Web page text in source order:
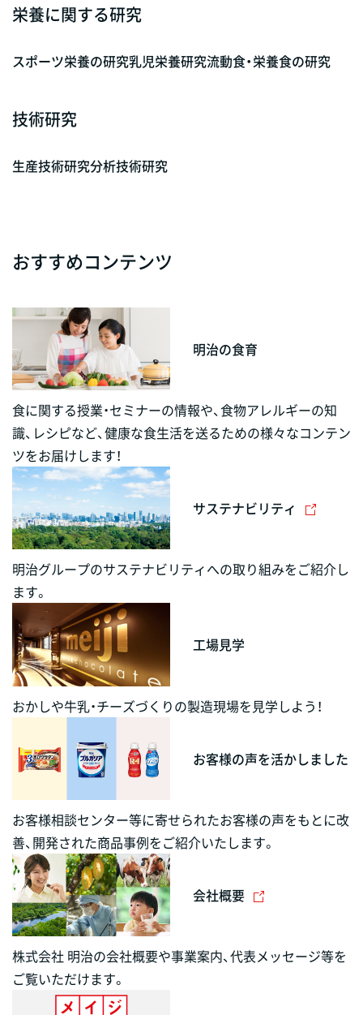
栄養に関する研究
スポーツ栄養の研究乳児栄養研究流動食・栄養食の研究
技術研究
生産技術研究分析技術研究
おすすめコンテンツ
明治の食育
食に関する授業・セミナーの情報や、食物アレルギーの知
識、レシピなど、健康な食生活を送るための様々なコンテン
ツをお届けします！
サステナビリティ
明治グループのサステナビリティへの取り組みをご紹介し
ます。
工場見学
おかしや牛乳・チーズづくりの製造現場を見学しよう！
お客様の声を活かしました
お客様相談センター等に寄せられたお客様の声をもとに改
善、開発された商品事例をご紹介いたします。
会社概要
株式会社 明治の会社概要や事業案内、代表メッセージ等を
ご覧いただけます。